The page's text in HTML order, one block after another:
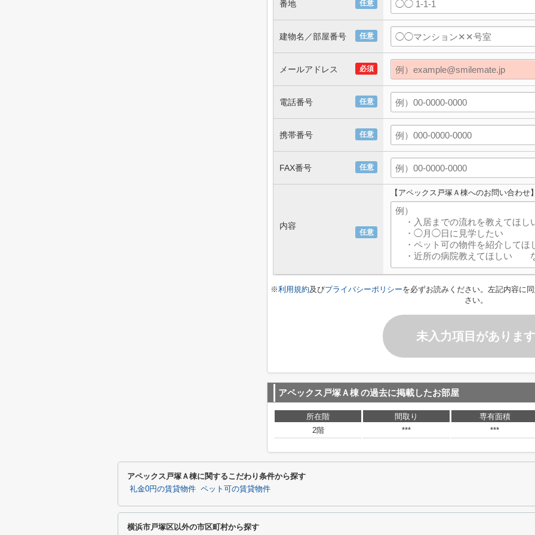
任意
番地
任意
建物名／部屋番号
必須
メールアドレス
任意
電話番号
任意
携帯番号
任意
FAX番号
任意
内容
【アペックス戸塚Ａ棟へのお問い合わせ
※利用規約及びプライバシーポリシーを必ずお読みください。左記内容に
さい。
未入力項目があります
アペックス戸塚Ａ棟の過去に掲載したお部屋
所在階 間取り
専有面積
2階
*** ***
アペックス戸塚Ａ棟に関するこだわり条件から探す
礼金0円の賃貸物件 ペット可の賃貸物件
横浜市戸塚区以外の市区町村から探す